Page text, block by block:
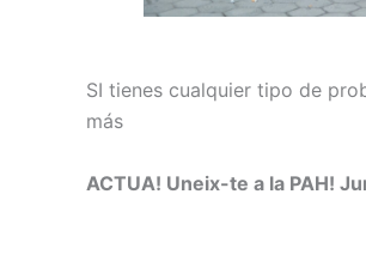
SI tienes cualquier tipo de
más
ACTUA! Uneix-te a la PAH!